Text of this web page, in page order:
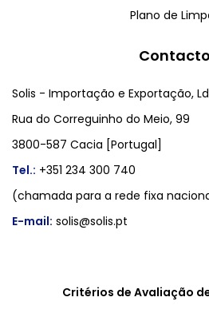
Plano de
Solis - Importação e Exportação,
Rua do Correguinho do Meio, 99
3800-587 Cacia [Portugal]
Tel.: +351 234 300 740
(chamada para a rede fixa
E-mail: solis@solis.pt
Critérios de Avaliação